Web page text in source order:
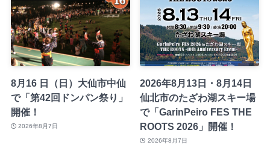
8月16 日（日）大仙市中仙
で「第42回ドンパン祭り」
開催！
2026年8月7日
2026年8月13日・8月14日
仙北市のたざわ湖スキー場
で「GarinPeiro FES THE
ROOTS 2026」開催！
2026年8月7日